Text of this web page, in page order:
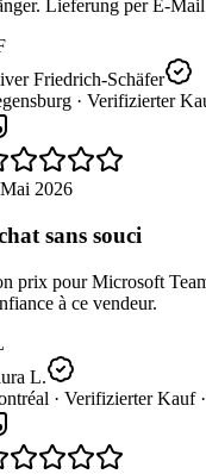
Lieferung per E-
Friedrich-Schäfer
· Verifizierter
2026
sans souci
prix pour Microsoft
à ce vendeur.
L.
· Verifizierter Kauf ·